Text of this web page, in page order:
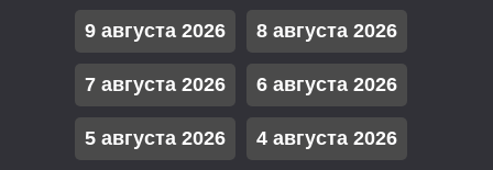
9 августа 2026 8 августа 2026
7 августа 2026 6 августа 2026
5 августа 2026 4 августа 2026